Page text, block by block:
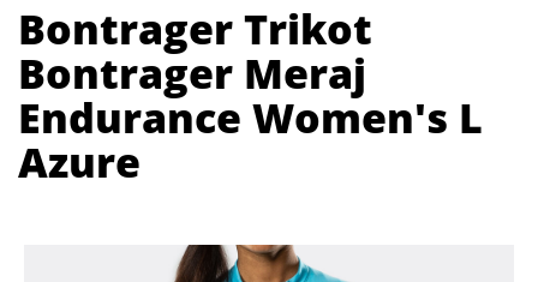
Bontrager Trikot
Bontrager Meraj
Endurance Women's L
Azure